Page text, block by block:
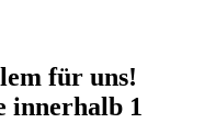
für uns!
innerhalb 1